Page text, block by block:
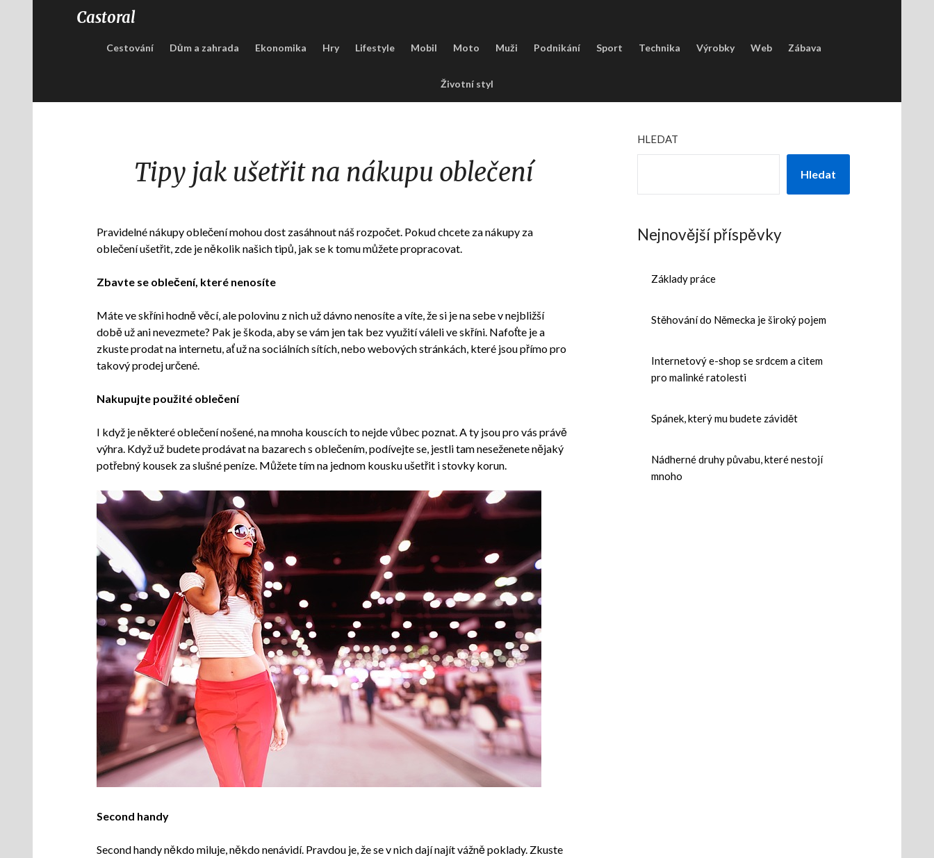
Castoral
Cestování Dům a zahrada Ekonomika Hry Lifestyle Mobil Moto Muži Podnikání Sport Technika Výrobky Web Zábava
Životní styl
Tipy jak ušetřit na nákupu oblečení
Pravidelné nákupy oblečení mohou dost zasáhnout náš rozpočet. Pokud chcete za nákupy za
oblečení ušetřit, zde je několik našich tipů, jak se k tomu můžete propracovat.
Zbavte se oblečení, které nenosíte
Máte ve skříni hodně věcí, ale polovinu z nich už dávno nenosíte a víte, že si je na sebe v nejbližší
době už ani nevezmete? Pak je škoda, aby se vám jen tak bez využití váleli ve skříni. Nafoťte je a
zkuste prodat na internetu, ať už na sociálních sítích, nebo webových stránkách, které jsou přímo pro
takový prodej určené.
Nakupujte použité oblečení
I když je některé oblečení nošené, na mnoha kouscích to nejde vůbec poznat. A ty jsou pro vás právě
výhra. Když už budete prodávat na bazarech s oblečením, podívejte se, jestli tam neseženete nějaký
potřebný kousek za slušné peníze. Můžete tím na jednom kousku ušetřit i stovky korun.
Second handy
Second handy někdo miluje, někdo nenávidí. Pravdou je, že se v nich dají najít vážně poklady. Zkuste
HLEDAT
Hledat
Nejnovější příspěvky
Základy práce
Stěhování do Německa je široký pojem
Internetový e-shop se srdcem a citem
pro malinké ratolesti
Spánek, který mu budete závidět
Nádherné druhy půvabu, které nestojí
mnoho